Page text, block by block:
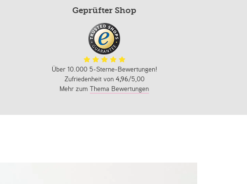
Geprüfter Shop
Über 10.000 5-Sterne-Bewertungen!
Zufriedenheit von 4,96/5,00
Mehr zumThema Bewertungen